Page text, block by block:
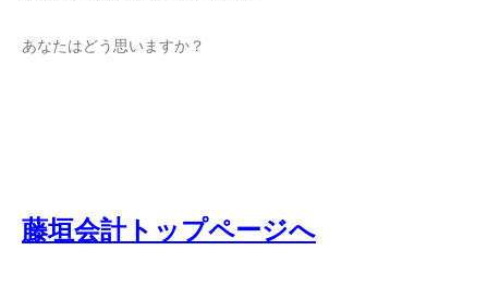
あなたはどう思いますか？
藤垣会計トップページへ